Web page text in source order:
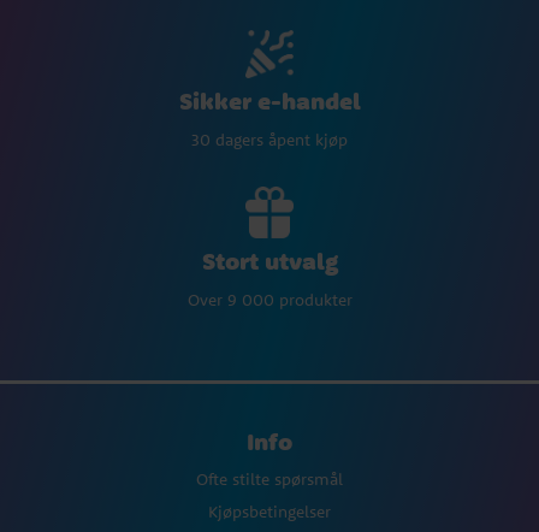
Sikker e-handel
30 dagers åpent kjøp
Stort utvalg
Over 9 000 produkter
Info
Ofte stilte spørsmål
Kjøpsbetingelser